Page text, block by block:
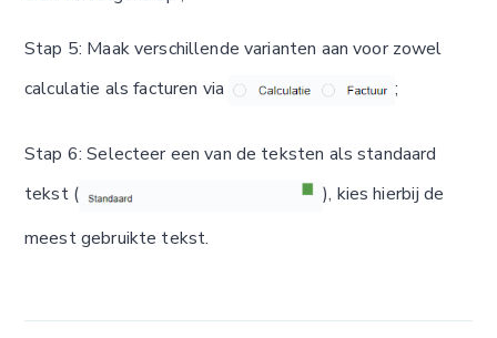
Stap 5: Maak verschillende varianten aan voor zowel
calculatie als facturen via
;
Stap 6: Selecteer een van de teksten als standaard
tekst (
), kies hierbij de
meest gebruikte tekst.